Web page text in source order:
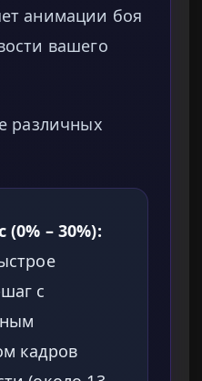
анимации боя
вашего
различных
– 30%):
с
кадров